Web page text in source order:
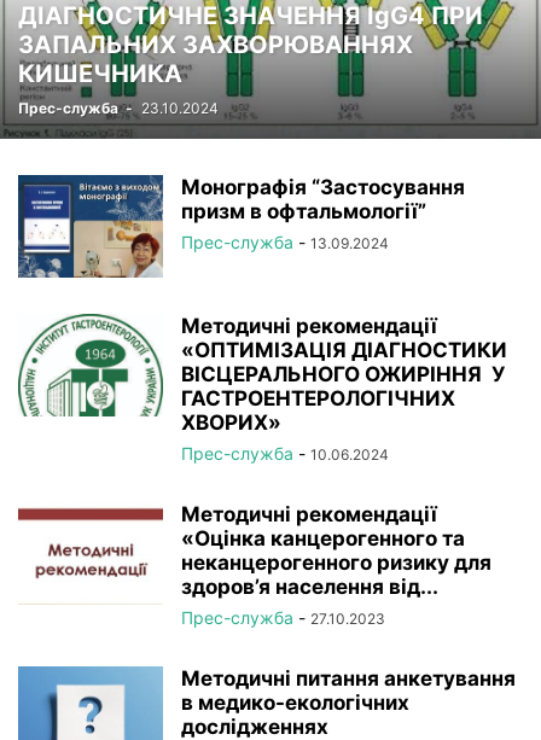
ДІАГНОСТИЧНЕ ЗНАЧЕННЯ IgG4 ПРИ
ЗАПАЛЬНИХ ЗАХВОРЮВАННЯХ
КИШЕЧНИКА
Прес-служба - 23.10.2024
Монографія “Застосування
призм в офтальмології”
Прес-служба - 13.09.2024
Методичні рекомендації
«ОПТИМІЗАЦІЯ ДІАГНОСТИКИ
ВІСЦЕРАЛЬНОГО ОЖИРІННЯ У
ГАСТРОЕНТЕРОЛОГІЧНИХ
ХВОРИХ»
Прес-служба - 10.06.2024
Методичні рекомендації
«Оцінка канцерогенного та
неканцерогенного ризику для
здоров’я населення від...
Прес-служба - 27.10.2023
Методичні питання анкетування
в медико-екологічних
дослідженнях